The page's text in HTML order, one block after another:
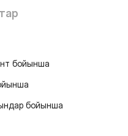
бойынша
бойынша